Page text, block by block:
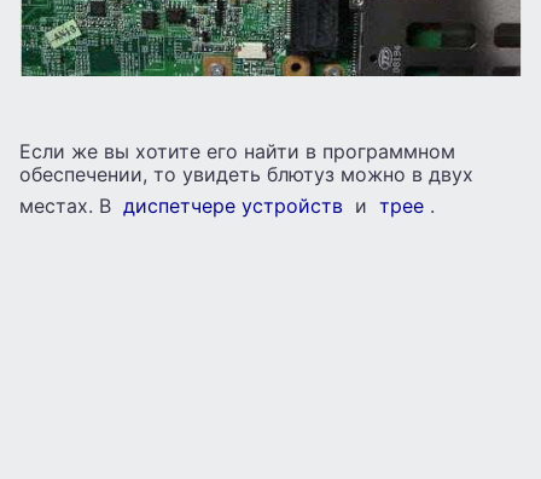
Если же вы хотите его найти в программном
обеспечении, то увидеть блютуз можно в двух
местах. В диспетчере устройств и трее .